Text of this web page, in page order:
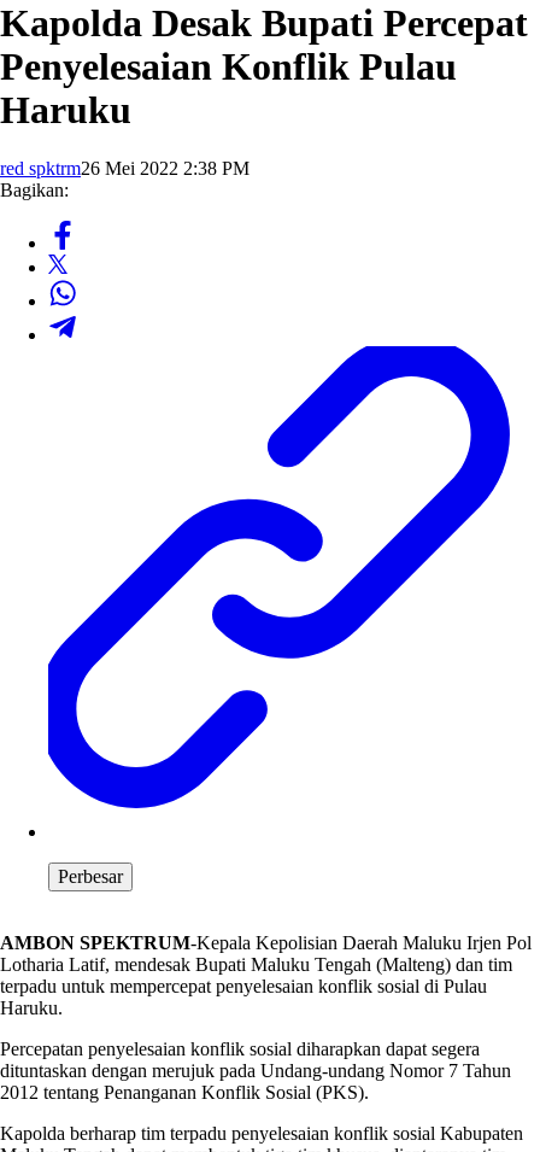
Kapolda Desak Bupati Percepat
Penyelesaian Konflik Pulau
Haruku
red spktrm26 Mei 2022 2:38 PM
Bagikan:
Perbesar
AMBON SPEKTRUM-Kepala Kepolisian Daerah Maluku Irjen Pol
Lotharia Latif, mendesak Bupati Maluku Tengah (Malteng) dan tim
terpadu untuk mempercepat penyelesaian konflik sosial di Pulau
Haruku.
Percepatan penyelesaian konflik sosial diharapkan dapat segera
dituntaskan dengan merujuk pada Undang-undang Nomor 7 Tahun
2012 tentang Penanganan Konflik Sosial (PKS).
Kapolda berharap tim terpadu penyelesaian konflik sosial Kabupaten